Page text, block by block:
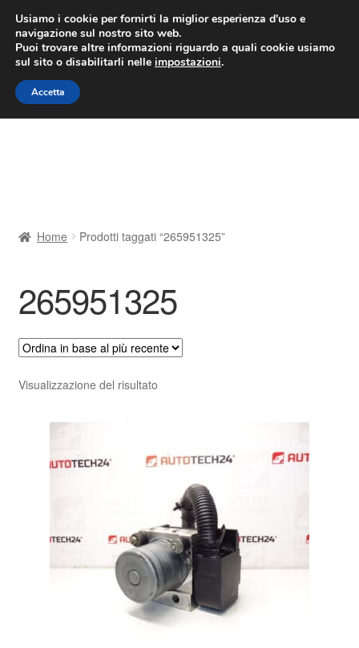
CONSEGNA da 7 EUR
Lun-Ven 9:00 - 16:00/800 580 290
Vai
alla
navigazione
Vai
al
contenuto
Contatto
Il mio account
Pagamenti
Politica sulla riservatezza
Procedura di Reclamo
Spedizione in tutto il mondo
Home Prodotti taggati “265951325”
265951325
Visualizzazione del risultato
Usiamo i cookie per fornirti la miglior esperienza d'uso e
navigazione sul nostro sito web.
Puoi trovare altre informazioni riguardo a quali cookie usiamo
sul sito o disabilitarli nelle impostazioni.
Accetta